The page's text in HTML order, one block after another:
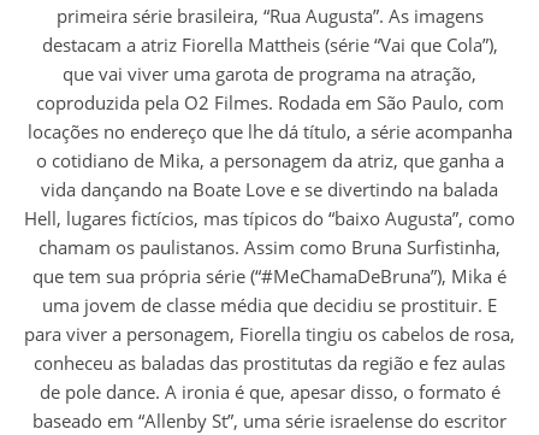
primeira série brasileira, “Rua Augusta”. As imagens
destacam a atriz Fiorella Mattheis (série “Vai que Cola”),
que vai viver uma garota de programa na atração,
coproduzida pela O2 Filmes. Rodada em São Paulo, com
locações no endereço que lhe dá título, a série acompanha
o cotidiano de Mika, a personagem da atriz, que ganha a
vida dançando na Boate Love e se divertindo na balada
Hell, lugares fictícios, mas típicos do “baixo Augusta”, como
chamam os paulistanos. Assim como Bruna Surfistinha,
que tem sua própria série (“#MeChamaDeBruna”), Mika é
uma jovem de classe média que decidiu se prostituir. E
para viver a personagem, Fiorella tingiu os cabelos de rosa,
conheceu as baladas das prostitutas da região e fez aulas
de pole dance. A ironia é que, apesar disso, o formato é
baseado em “Allenby St”, uma série israelense do escritor